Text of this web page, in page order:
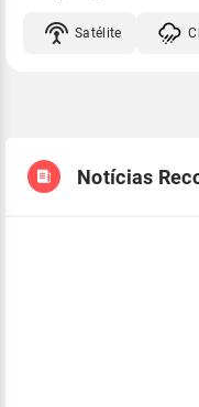
Satélite
Notícias